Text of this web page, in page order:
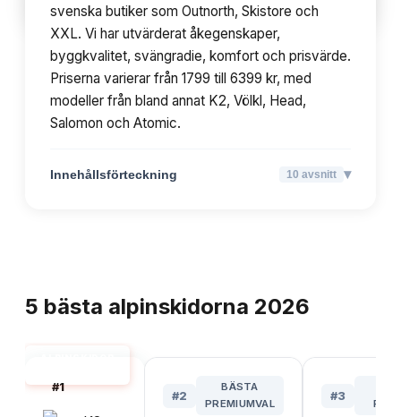
svenska butiker som Outnorth, Skistore och
XXL. Vi har utvärderat åkegenskaper,
byggkvalitet, svängradie, komfort och prisvärde.
Priserna varierar från 1799 till 6399 kr, med
modeller från bland annat K2, Völkl, Head,
Salomon och Atomic.
Innehållsförteckning 10 avsnitt ▾
5 bästa alpinskidorna 2026
#1
#2
BÄSTA
PREMIUMVAL
#3